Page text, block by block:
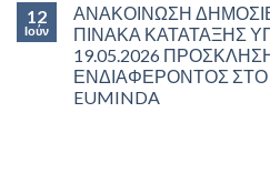
12
Ιούν
ΑΝΑΚΟΙΝΩΣΗ
ΠΙΝΑΚΑ ΚΑΤΑΤΑΞΗΣ
19.05.2026
ΕΝΔΙΑΦΕΡΟΝΤΟΣ ΣΤΟ
EUMINDA